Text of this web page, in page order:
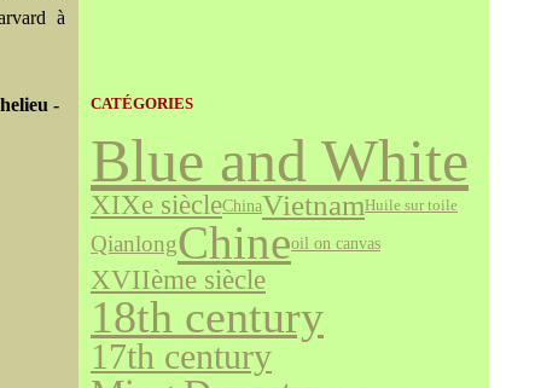
à
-
CATÉGORIES
Blue and White
XIXe siècleChinaVietnamHuile sur toile
QianlongChineoil on canvas
XVIIème siècle
18th century
17th century